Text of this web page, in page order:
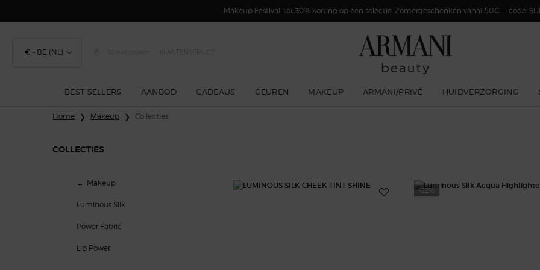
Makeup Festival: tot 30% korting op een selectie. Zomergeschenken vanaf 50€ — code:
€ - BE (NL) Winkelzoeker KLANTENSERVICE
BEST SELLERS AANBOD CADEAUS GEUREN MAKEUP ARMANI/PRIVÉ HUIDVERZORGING
Home Makeup Collecties
COLLECTIES
Makeup
Luminous Silk
Power Fabric
Lip Power
-22%